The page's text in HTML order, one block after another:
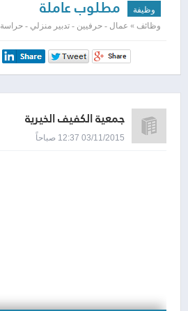
وظيفة مطلوب عاملة
وظائف » عمال - حرفيين - تدبير منزلي - حراسة
جمعية الكفيف الخيرية
03/11/2015 12:37 صباحاً